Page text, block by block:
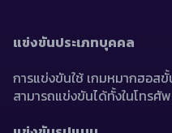
แข่งขันประเภทบุคคล
การแข่งขันใช้ เกมหมากฮอส
สามารถแข่งขันได้ทั้งในโทร